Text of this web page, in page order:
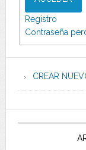
Registro
Contraseña
CREAR